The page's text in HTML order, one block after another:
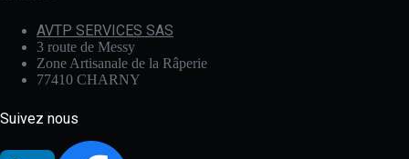
AVTP SERVICES SAS
3 route de Messy
Zone Artisanale de la Râperie
77410 CHARNY
Suivez nous